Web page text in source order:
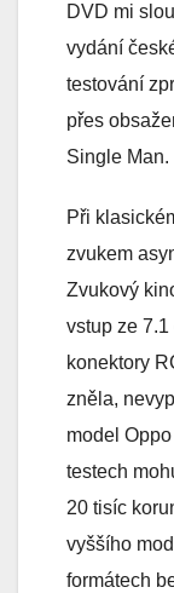
DVD mi
vydání
testování
přes
Single Man.
Při
zvukem
Zvukový
vstup ze
konektory
zněla,
model
testech
20 tisíc
vyššího
formátech